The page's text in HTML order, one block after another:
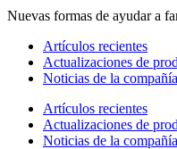
Nuevas formas de ayudar a
Artículos recientes
Actualizaciones de
Noticias de la compañía
Artículos recientes
Actualizaciones de
Noticias de la compañía